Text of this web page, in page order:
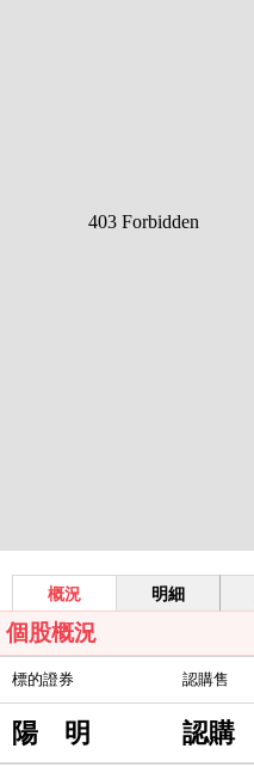
概況 明細
個股概況
標的證券 認購售
陽 明 認購